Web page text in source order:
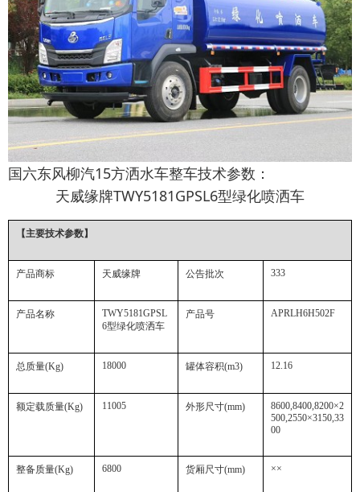
国六东风柳汽15方洒水车整车技术参数：
天威缘牌TWY5181GPSL6型绿化喷洒车
【主要技术参数】
产品商标 天威缘牌 公告批次 333
产品名称
TWY5181GPSL
6型绿化喷洒车
产品号 APRLH6H502F
总质量(Kg) 18000 罐体容积(m3) 12.16
额定载质量(Kg) 11005 外形尺寸(mm)
8600,8400,8200×2
500,2550×3150,33
00
整备质量(Kg) 6800 货厢尺寸(mm) ××